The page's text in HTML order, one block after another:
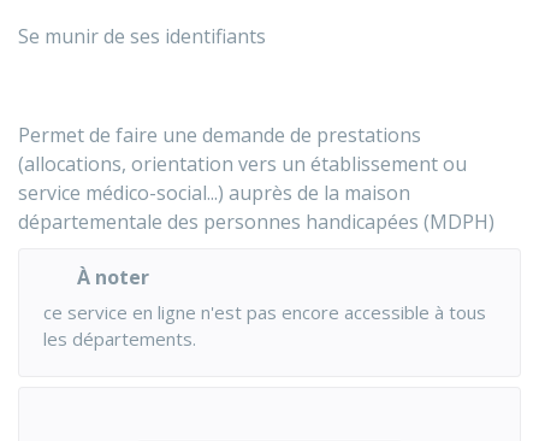
Se munir de ses identifiants
Permet de faire une demande de prestations
(allocations, orientation vers un établissement ou
service médico-social...) auprès de la maison
départementale des personnes handicapées (MDPH)
À noter
ce service en ligne n'est pas encore accessible à tous
les départements.